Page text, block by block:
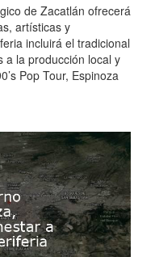
de Zacatlán ofrecerá
artísticas y
incluirá el tradicional
a la producción local y
Pop Tour, Espinoza